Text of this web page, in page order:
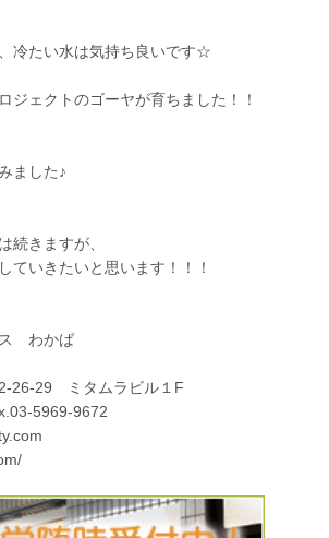
冷たい水は気持ち良いです☆
ジェクトのゴーヤが育ちました！！
ました♪
続きますが、
ていきたいと思います！！！
ス わかば
26-29 ミタムラビル１F
5969-9672